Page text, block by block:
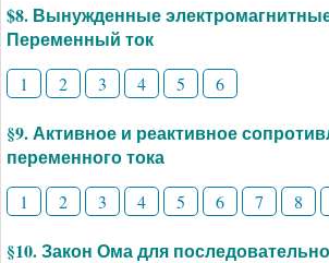
$8. Вынужденные
Переменный ток
1 2 3 4 5 6
§9. Активное и реактивное
переменного тока
1 2 3 4 5 6 7 8
§10. Закон Ома для